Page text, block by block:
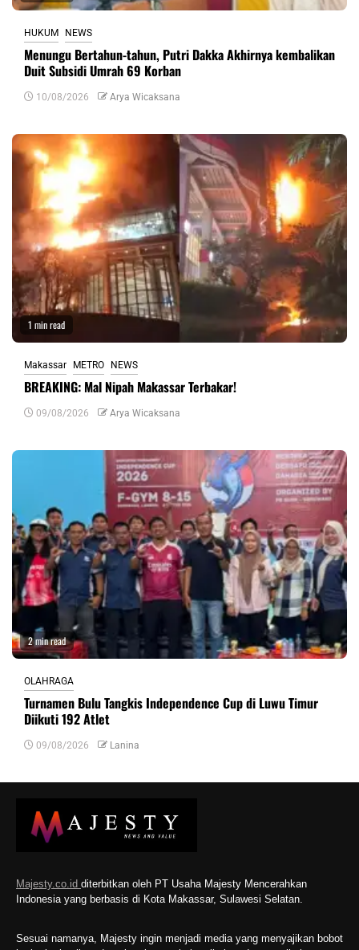
HUKUM NEWS
Menungu Bertahun-tahun, Putri Dakka Akhirnya kembalikan
Duit Subsidi Umrah 69 Korban
10/08/2026 Arya Wicaksana
1 min read
Makassar METRO NEWS
BREAKING: Mal Nipah Makassar Terbakar!
09/08/2026 Arya Wicaksana
2 min read
OLAHRAGA
Turnamen Bulu Tangkis Independence Cup di Luwu Timur
Diikuti 192 Atlet
09/08/2026 Lanina
Majesty.co.id diterbitkan oleh PT Usaha Majesty Mencerahkan
Indonesia yang berbasis di Kota Makassar, Sulawesi Selatan.
Sesuai namanya, Majesty ingin menjadi media yang menyajikan bobot